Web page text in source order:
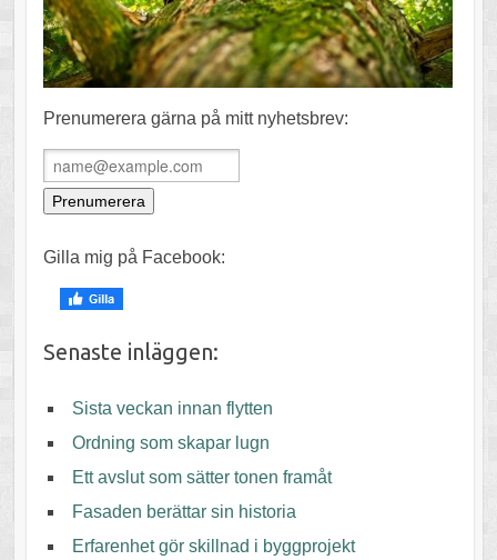
Prenumerera gärna på mitt nyhetsbrev:
Gilla mig på Facebook:
Senaste inläggen:
Sista veckan innan flytten
Ordning som skapar lugn
Ett avslut som sätter tonen framåt
Fasaden berättar sin historia
Erfarenhet gör skillnad i byggprojekt